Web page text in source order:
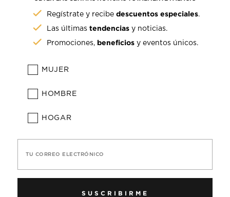
Regístrate y recibedescuentos especiales.
Las últimastendencias y noticias.
Promociones, beneficios y eventos únicos.
MUJER
HOMBRE
HOGAR
TU CORREO ELECTRÓNICO
SUSCRIBIRME